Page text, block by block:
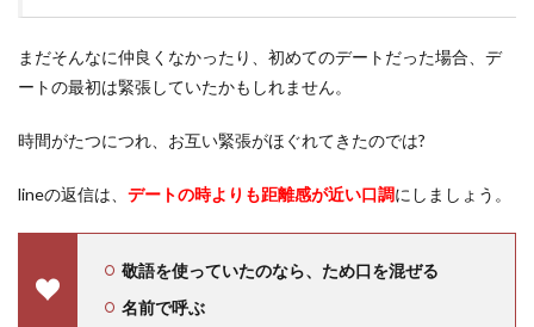
まだそんなに仲良くなかったり、初めてのデートだった場合、デ
ートの最初は緊張していたかもしれません。
時間がたつにつれ、お互い緊張がほぐれてきたのでは?
lineの返信は、 デートの時よりも距離感が近い口調にしましょう。
敬語を使っていたのなら、ため口を混ぜる
名前で呼ぶ